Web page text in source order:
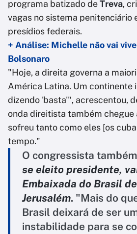
programa batizado deTreva,
vagas no sistema penitenciário
presídios federais.
+ Análise: Michelle não vai
Bolsonaro
"Hoje, a direita governa a
América Latina. Um continente
dizendo 'basta'", acrescentou,
onda direitista também chegue
sofreu tanto como eles [os
tempo."
O congressista
se eleito presidente,
Embaixada do Brasil
Jerusalém. "Mais do
Brasil deixará de ser
instabilidade para se